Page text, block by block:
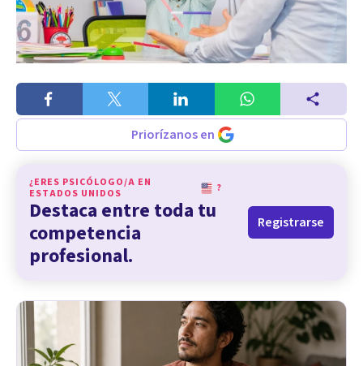
Priorízanos en
¿ERES PSICÓLOGO/A EN
ESTADOS UNIDOS
?
Destaca entre toda tu
competencia
profesional.
Registrarse